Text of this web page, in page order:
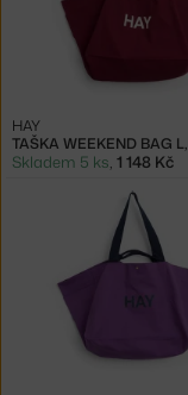
Weekend
HAY
Skladem 5 ks 1 148 Kč